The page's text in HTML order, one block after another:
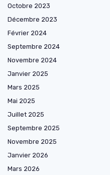
Octobre 2023
Décembre 2023
Février 2024
Septembre 2024
Novembre 2024
Janvier 2025
Mars 2025
Mai 2025
Juillet 2025
Septembre 2025
Novembre 2025
Janvier 2026
Mars 2026